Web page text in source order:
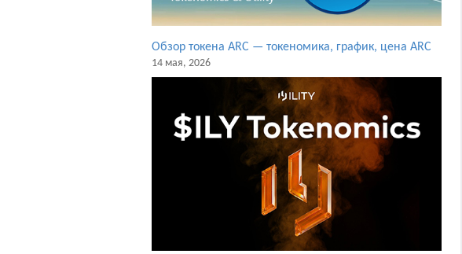
Обзор токена ARC — токеномика, график, цена ARC
14 мая, 2026